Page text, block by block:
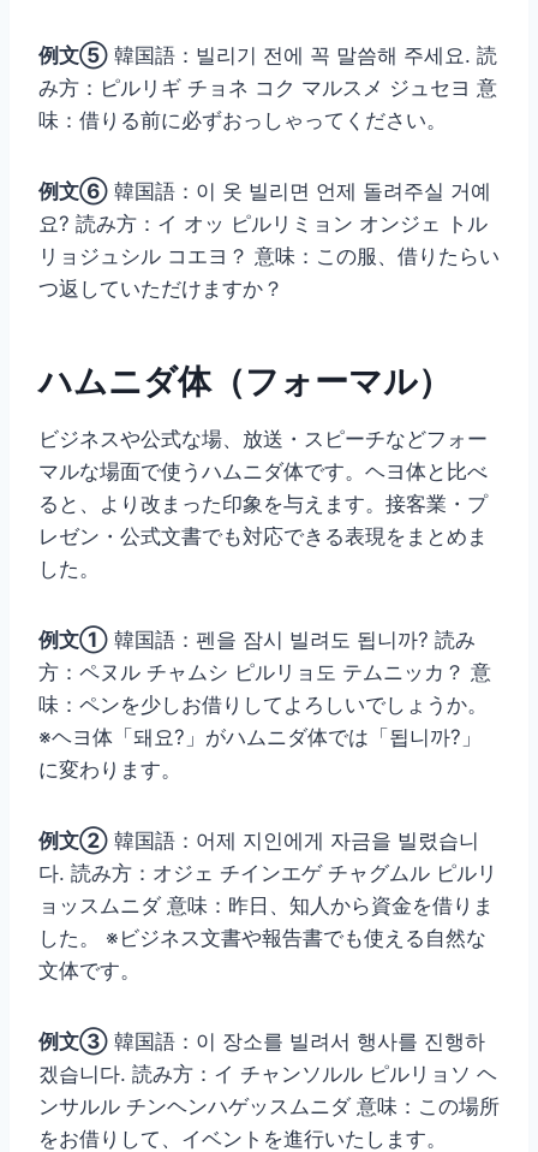
例文⑤ 韓国語：빌리기 전에 꼭 말씀해 주세요. 読
み方：ピルリギ チョネ コク マルスメ ジュセヨ 意
味：借りる前に必ずおっしゃってください。
例文⑥ 韓国語：이 옷 빌리면 언제 돌려주실 거예
요? 読み方：イ オッ ピルリミョン オンジェ トル
リョジュシル コエヨ？ 意味：この服、借りたらい
つ返していただけますか？
ハムニダ体（フォーマル）
ビジネスや公式な場、放送・スピーチなどフォー
マルな場面で使うハムニダ体です。ヘヨ体と比べ
ると、より改まった印象を与えます。接客業・プ
レゼン・公式文書でも対応できる表現をまとめま
した。
例文① 韓国語：펜을 잠시 빌려도 됩니까? 読み
方：ペヌル チャムシ ピルリョ도 テムニッカ？ 意
味：ペンを少しお借りしてよろしいでしょうか。
※ヘヨ体「돼요?」がハムニダ体では「됩니까?」
に変わります。
例文② 韓国語：어제 지인에게 자금을 빌렸습니
다. 読み方：オジェ チインエゲ チャグムル ピルリ
ョッスムニダ 意味：昨日、知人から資金を借りま
した。 ※ビジネス文書や報告書でも使える自然な
文体です。
例文③ 韓国語：이 장소를 빌려서 행사를 진행하
겠습니다. 読み方：イ チャンソルル ピルリョソ ヘ
ンサルル チンヘンハゲッスムニダ 意味：この場所
をお借りして、イベントを進行いたします。